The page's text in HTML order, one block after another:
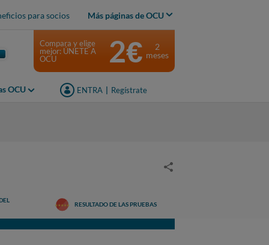
para socios Más páginas de OCU
OCU ENTRA Regístrate
Compara y elige
mejor: ÚNETE A
OCU
2€
2
meses
RESULTADO DE LAS PRUEBAS